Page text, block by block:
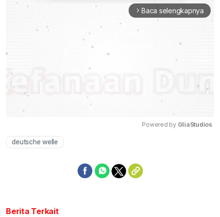
arrow_forward_ios Baca selengkapnya
Powered by GliaStudios
deutsche welle
Berita Terkait